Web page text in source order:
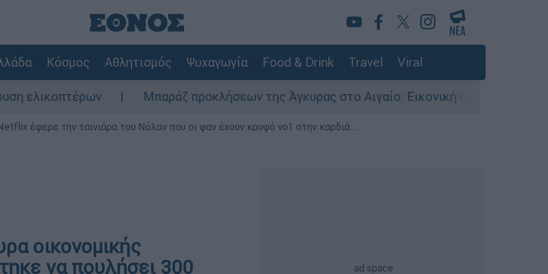
Κόσμος Αθλητισμός Ψυχαγωγία Food & Drink Travel Viral
Μπαράζ προκλήσεων της Άγκυρας στο Αιγαίο: Εικονική αερομαχία ανάμεσα σε
έφερε την ταινιάρα του Νόλαν που οι φαν έχουν κρυφό νο1 στην καρδιά...
οικονομικής
να πουλήσει 300